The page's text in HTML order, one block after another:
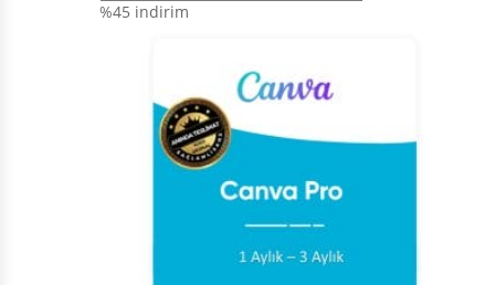
%45 indirim